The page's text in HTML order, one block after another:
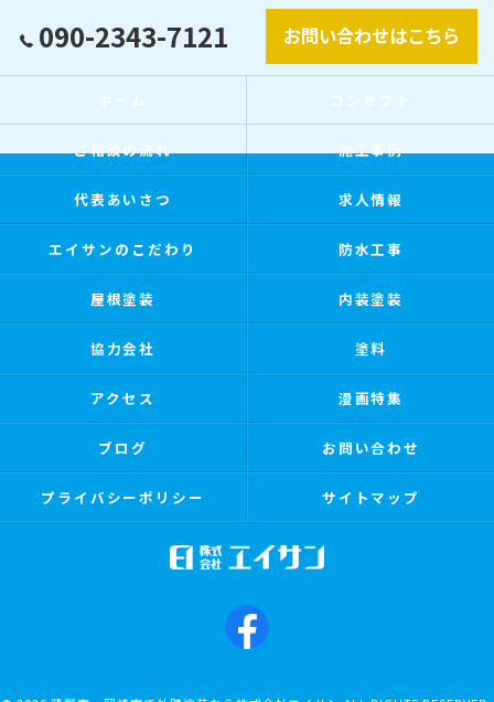
090-2343-7121 お問い合わせはこちら
ホーム コンセプト
ご相談の流れ 施工事例
代表あいさつ 求人情報
エイサンのこだわり 防水工事
屋根塗装 内装塗装
協力会社 塗料
アクセス 漫画特集
ブログ お問い合わせ
プライバシーポリシー サイトマップ